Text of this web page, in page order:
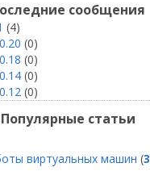
сообщения
(4)
(0)
(0)
(0)
(0)
Популярные статьи
виртуальных машин (3